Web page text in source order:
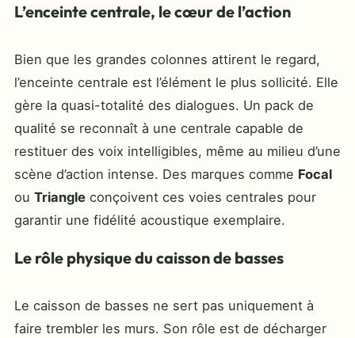
L’enceinte centrale, le cœur de l’action
Bien que les grandes colonnes attirent le regard,
l’enceinte centrale est l’élément le plus sollicité. Elle
gère la quasi-totalité des dialogues. Un pack de
qualité se reconnaît à une centrale capable de
restituer des voix intelligibles, même au milieu d’une
scène d’action intense. Des marques comme Focal
ou Triangle conçoivent ces voies centrales pour
garantir une fidélité acoustique exemplaire.
Le rôle physique du caisson de basses
Le caisson de basses ne sert pas uniquement à
faire trembler les murs. Son rôle est de décharger